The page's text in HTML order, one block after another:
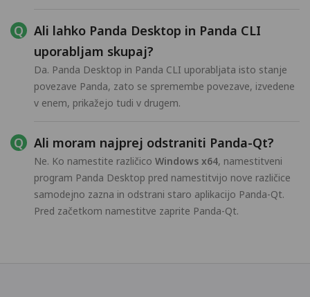
Ali lahko Panda Desktop in Panda CLI
uporabljam skupaj?
Da. Panda Desktop in Panda CLI uporabljata isto stanje
povezave Panda, zato se spremembe povezave, izvedene
v enem, prikažejo tudi v drugem.
Ali moram najprej odstraniti Panda-Qt?
Ne. Ko namestite različico Windows x64, namestitveni
program Panda Desktop pred namestitvijo nove različice
samodejno zazna in odstrani staro aplikacijo Panda-Qt.
Pred začetkom namestitve zaprite Panda-Qt.